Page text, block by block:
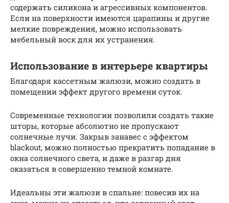
содержать силикона и агрессивных компонентов.
Если на поверхности имеются царапины и другие
мелкие повреждения, можно использовать
мебельный воск для их устранения.
Использование в интерьере квартиры
Благодаря кассетным жалюзи, можно создать в
помещении эффект другого времени суток.
Современные технологии позволили создать такие
шторы, которые абсолютно не пропускают
солнечные лучи. Закрыв занавес с эффектом
blackout, можно полностью прекратить попадание в
окна солнечного света, и даже в разгар дня
оказаться в совершенно темной комнате.
Идеальны эти жалюзи в спальне: повесив их на